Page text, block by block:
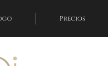
Precios